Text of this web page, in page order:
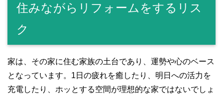
住みながらリフォームをするリス
ク
家は、その家に住む家族の土台であり、運勢や心のベース
となっています。1日の疲れを癒したり、明日への活力を
充電したり、ホッとする空間が理想的な家ではないでしょ